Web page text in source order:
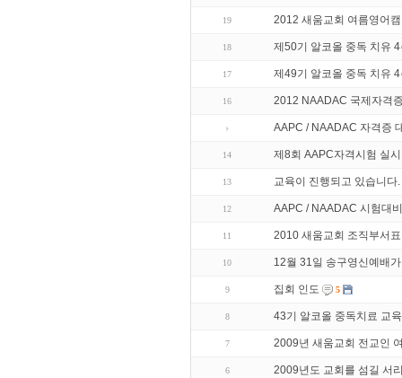
19 2012 새움교회 여름영어
18 제50기 알코올 중독 치유
17 제49기 알코올 중독 치유
16 2012 NAADAC 국제자격
AAPC / NAADAC 자격증
14 제8회 AAPC자격시험 실시
13 교육이 진행되고 있습니다.
12 AAPC / NAADAC 시험대
11 2010 새움교회 조직부서표
10 12월 31일 송구영신예배
9 집회 인도 5
8 43기 알코올 중독치료 교
7 2009년 새움교회 전교인
6 2009년도 교회를 섬길 서